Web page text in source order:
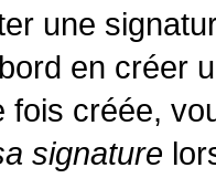
une
en créer
fois créée,
signature